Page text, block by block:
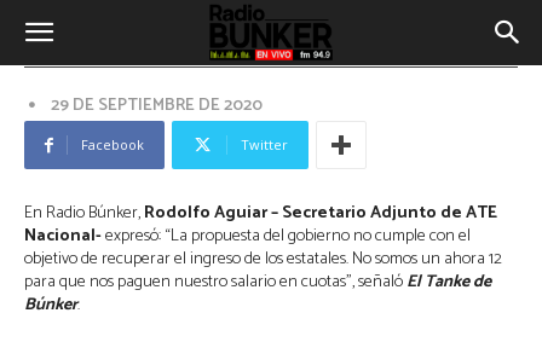
Rodolfo Aguiar (ATE Nacional): “La
propuesta del gobierno no cumple
con el objetivo de recuperar el
ingreso de los estatales”
29 DE SEPTIEMBRE DE 2020
Facebook Twitter
En Radio Búnker,Rodolfo Aguiar – Secretario Adjunto de ATE
Nacional-expresó: “La propuesta del gobierno no cumple con el
objetivo de recuperar el ingreso de los estatales. No somos un ahora 12
para que nos paguen nuestro salario en cuotas”, señalóEl Tanke de
Búnker.